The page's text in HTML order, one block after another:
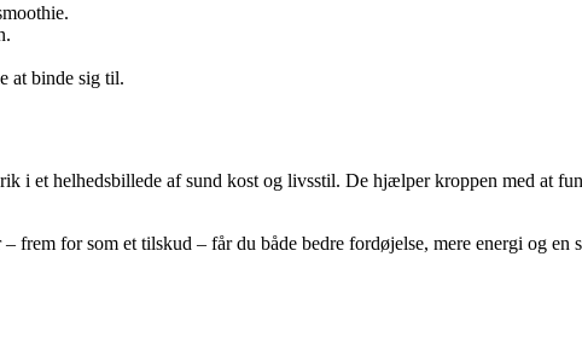
at binde sig til.
i et helhedsbillede af sund kost og livsstil. De hjælper kroppen med at
for som et tilskud – får du både bedre fordøjelse, mere energi og en